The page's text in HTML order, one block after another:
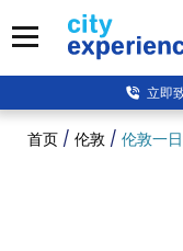
容
菜单
立即
首页 / 伦敦 / 伦敦一